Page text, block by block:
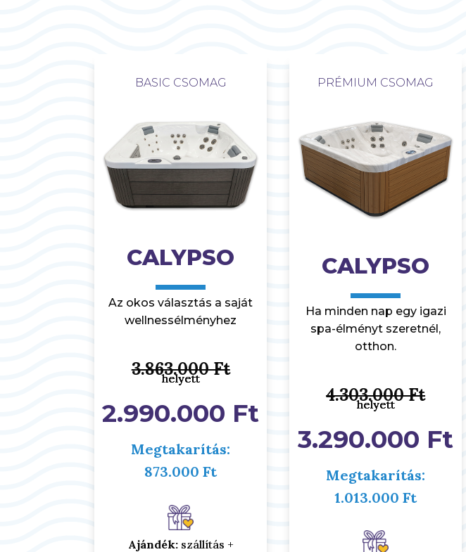
BASIC CSOMAG
CALYPSO
Az okos választás a saját
wellnessélményhez
3.863.000 Ft
helyett
helyett
helyett
2.990.000 Ft
Megtakarítás:
873.000 Ft
Ajándék:szállítás +
PRÉMIUM CSOMAG
CALYPSO
Ha minden nap egy igazi
spa-élményt szeretnél,
otthon.
4.303.000 Ft
helyett
helyett
helyett
3.290.000 Ft
Megtakarítás:
1.013.000 Ft